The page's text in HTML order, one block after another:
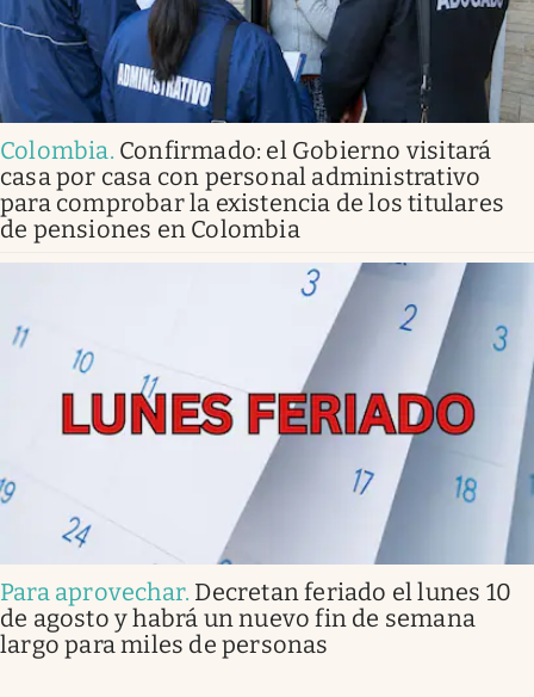
Colombia. Confirmado: el Gobierno visitará
casa por casa con personal administrativo
para comprobar la existencia de los titulares
de pensiones en Colombia
Para aprovechar. Decretan feriado el lunes 10
de agosto y habrá un nuevo fin de semana
largo para miles de personas